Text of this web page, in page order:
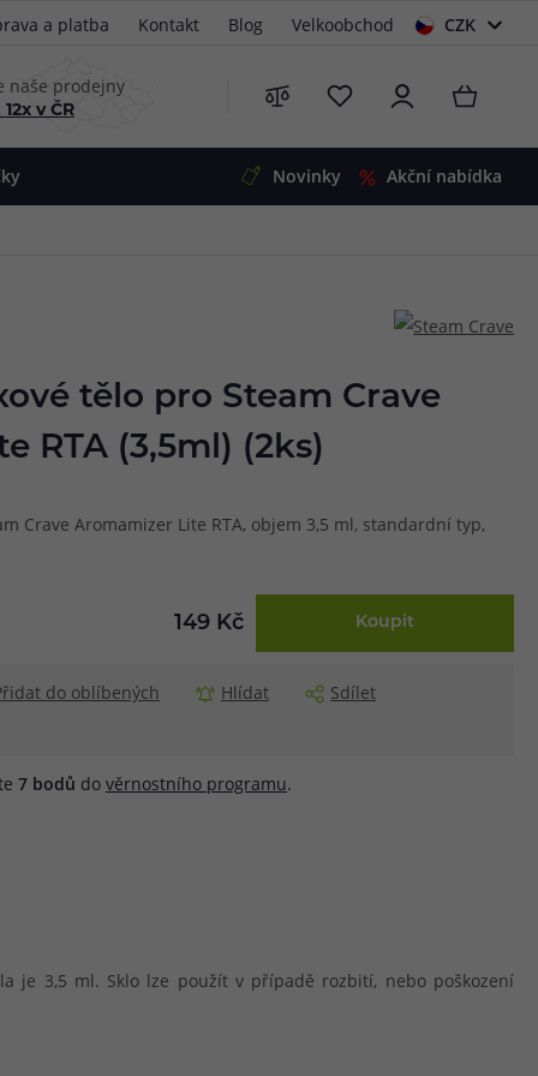
a platba Kontakt Blog Velkoobchod
CZK
naše prodejny
v ČR
Zobrazit produkty
Zobrazit produkty
Zobrazit produkty
Zobrazit produkty
Zobrazit produkty
Zobrazit produkty
Novinky Akční nabídka
tělo pro Steam Crave
RTA (3,5ml) (2ks)
Crave Aromamizer Lite RTA, objem 3,5 ml, standardní typ,
149 Kč Koupit
do oblíbených Hlídat Sdílet
7 bodů do věrnostního programu.
je 3,5 ml. Sklo lze použít v případě rozbití, nebo poškození